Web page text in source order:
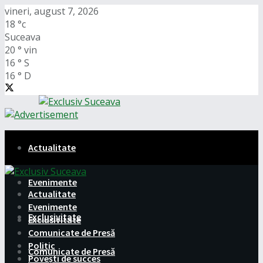
vineri, august 7, 2026
18 °c
Suceava
20 ° vin
16 ° S
16 ° D
Actualitate
Evenimente
Exclusivitate
Comunicate de Presă
Actualitate
Evenimente
Exclusivitate
Comunicate de Presă
Politic
Povești de succes